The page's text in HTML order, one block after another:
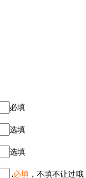
必填
选填
选填
必填 ，不填不让过